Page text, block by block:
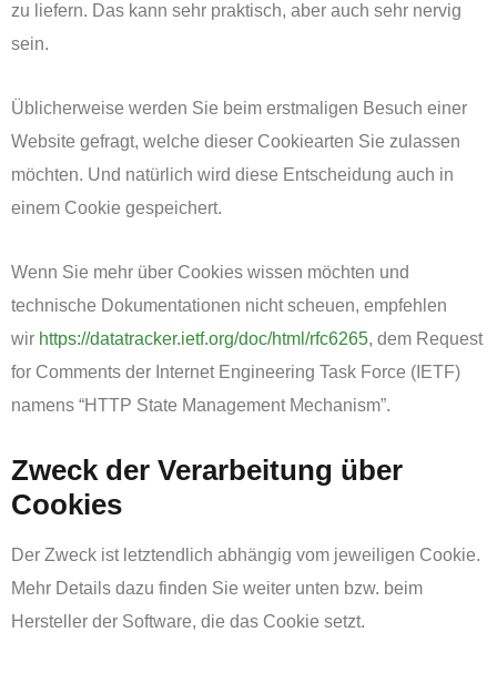
zu liefern. Das kann sehr praktisch, aber auch sehr nervig
sein.
Üblicherweise werden Sie beim erstmaligen Besuch einer
Website gefragt, welche dieser Cookiearten Sie zulassen
möchten. Und natürlich wird diese Entscheidung auch in
einem Cookie gespeichert.
Wenn Sie mehr über Cookies wissen möchten und
technische Dokumentationen nicht scheuen, empfehlen
wir https://datatracker.ietf.org/doc/html/rfc6265, dem Request
for Comments der Internet Engineering Task Force (IETF)
namens “HTTP State Management Mechanism”.
Zweck der Verarbeitung über
Cookies
Der Zweck ist letztendlich abhängig vom jeweiligen Cookie.
Mehr Details dazu finden Sie weiter unten bzw. beim
Hersteller der Software, die das Cookie setzt.